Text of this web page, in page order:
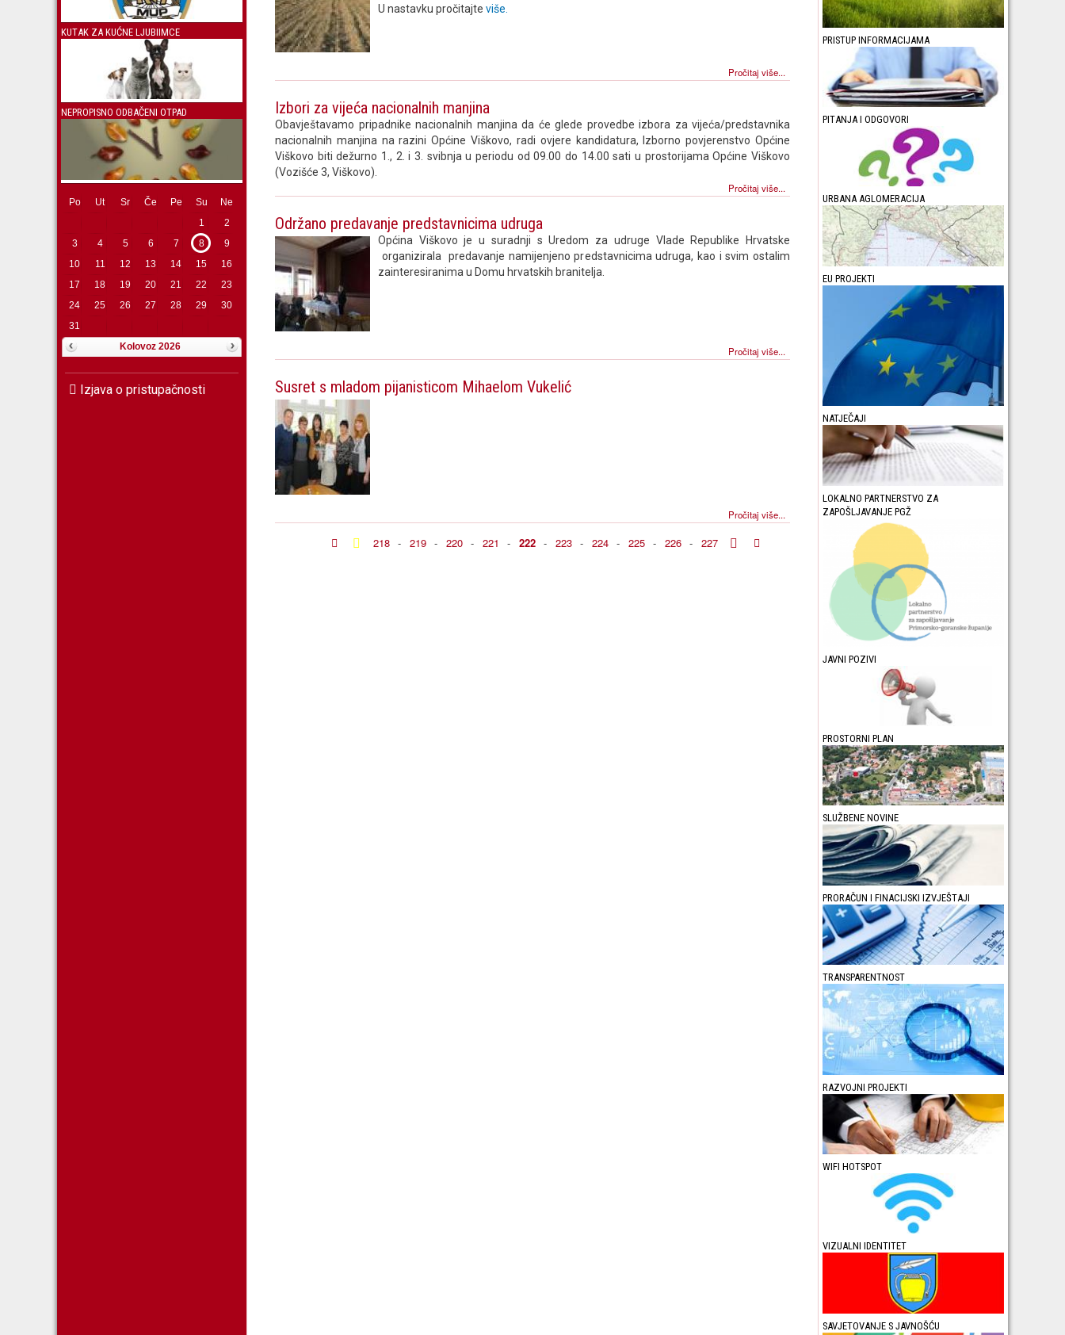
KUTAK ZA KUĆNE LJUBIIMCE
NEPROPISNO ODBAČENI OTPAD
Po Ut Sr Če Pe Su
Ne
1
2
3
4 5 6 7 8
9
10
11 12 13 14 15
16
17
18 19 20 21 22
23
24
25 26 27 28 29
30
31
Kolovoz 2026
Izjava o pristupačnosti
U nastavku pročitajte više.
Pročitaj više...
Izbori za vijeća nacionalnih manjina
Obavještavamo pripadnike nacionalnih manjina da će glede provedbe izbora za vijeća/predstavnika
nacionalnih manjina na razini Općine Viškovo, radi ovjere kandidatura, Izborno povjerenstvo Općine
Viškovo biti dežurno 1., 2. i 3. svibnja u periodu od 09.00 do 14.00 sati u prostorijama Općine Viškovo
(Vozišće 3, Viškovo).
Pročitaj više...
Održano predavanje predstavnicima udruga
Općina Viškovo je u suradnji s Uredom za udruge Vlade Republike Hrvatske
organizirala predavanje namijenjeno predstavnicima udruga, kao i svim ostalim
zainteresiranima u Domu hrvatskih branitelja.
Pročitaj više...
Susret s mladom pijanisticom Mihaelom Vukelić
Pročitaj više...
218 - 219 - 220 - 221 - 222 - 223 - 224 - 225 - 226 - 227
PRISTUP INFORMACIJAMA
PITANJA I ODGOVORI
URBANA AGLOMERACIJA
EU PROJEKTI
NATJEČAJI
LOKALNO PARTNERSTVO ZA
ZAPOŠLJAVANJE PGŽ
JAVNI POZIVI
PROSTORNI PLAN
SLUŽBENE NOVINE
PRORAČUN I FINACIJSKI IZVJEŠTAJI
TRANSPARENTNOST
RAZVOJNI PROJEKTI
WIFI HOTSPOT
VIZUALNI IDENTITET
SAVJETOVANJE S JAVNOŠĆU